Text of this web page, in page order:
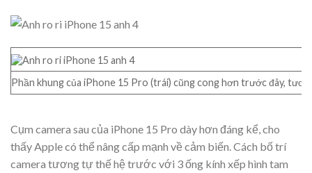
Phần khung của iPhone 15 Pro (trái) cũng cong hơn trước đây,
Cụm camera sau của iPhone 15 Pro dày hơn đáng kể, cho
thấy Apple có thể nâng cấp mạnh về cảm biến. Cách bố trí
camera tương tự thế hệ trước với 3 ống kính xếp hình tam